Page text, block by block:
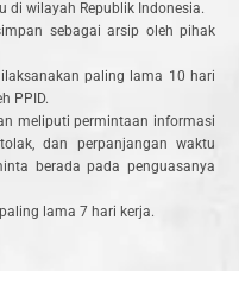
di wilayah Republik Indonesia.
sebagai arsip oleh pihak
paling lama 10 hari
PPID.
meliputi permintaan informasi
dan perpanjangan waktu
berada pada penguasanya
lama 7 hari kerja.